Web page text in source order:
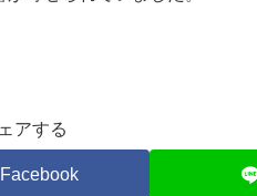
アする
Facebook